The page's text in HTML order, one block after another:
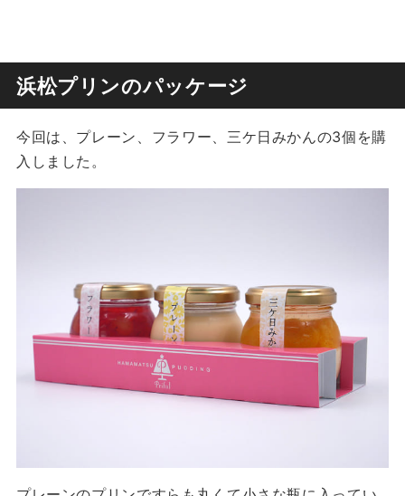
浜松プリンのパッケージ
今回は、プレーン、フラワー、三ケ日みかんの3個を購
入しました。